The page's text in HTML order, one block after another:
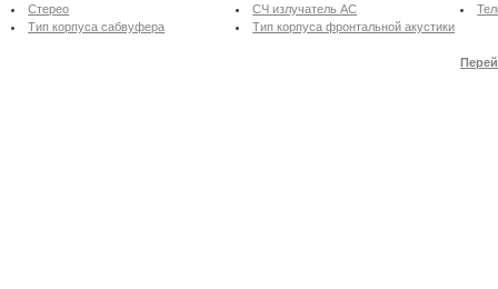
Стерео СЧ излучатель АС
Тип корпуса сабвуфера
Тип корпуса фронтальной акустики